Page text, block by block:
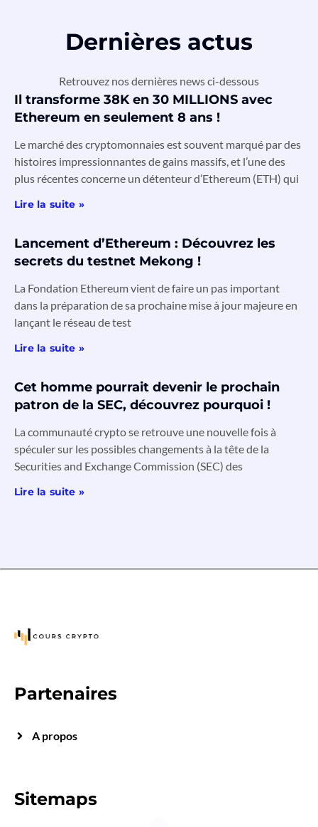
Dernières actus
Retrouvez nos dernières news ci-dessous
Il transforme 38K en 30 MILLIONS avec
Ethereum en seulement 8 ans !
Le marché des cryptomonnaies est souvent marqué par des
histoires impressionnantes de gains massifs, et l’une des
plus récentes concerne un détenteur d’Ethereum (ETH) qui
Lire la suite »
Lancement d’Ethereum : Découvrez les
secrets du testnet Mekong !
La Fondation Ethereum vient de faire un pas important
dans la préparation de sa prochaine mise à jour majeure en
lançant le réseau de test
Lire la suite »
Cet homme pourrait devenir le prochain
patron de la SEC, découvrez pourquoi !
La communauté crypto se retrouve une nouvelle fois à
spéculer sur les possibles changements à la tête de la
Securities and Exchange Commission (SEC) des
Lire la suite »
Partenaires
A propos
Sitemaps